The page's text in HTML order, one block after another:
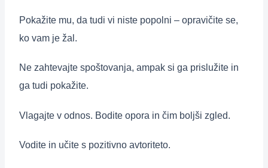
Pokažite mu, da tudi vi niste popolni – opravičite se,
ko vam je žal.
Ne zahtevajte spoštovanja, ampak si ga prislužite in
ga tudi pokažite.
Vlagajte v odnos. Bodite opora in čim boljši zgled.
Vodite in učite s pozitivno avtoriteto.